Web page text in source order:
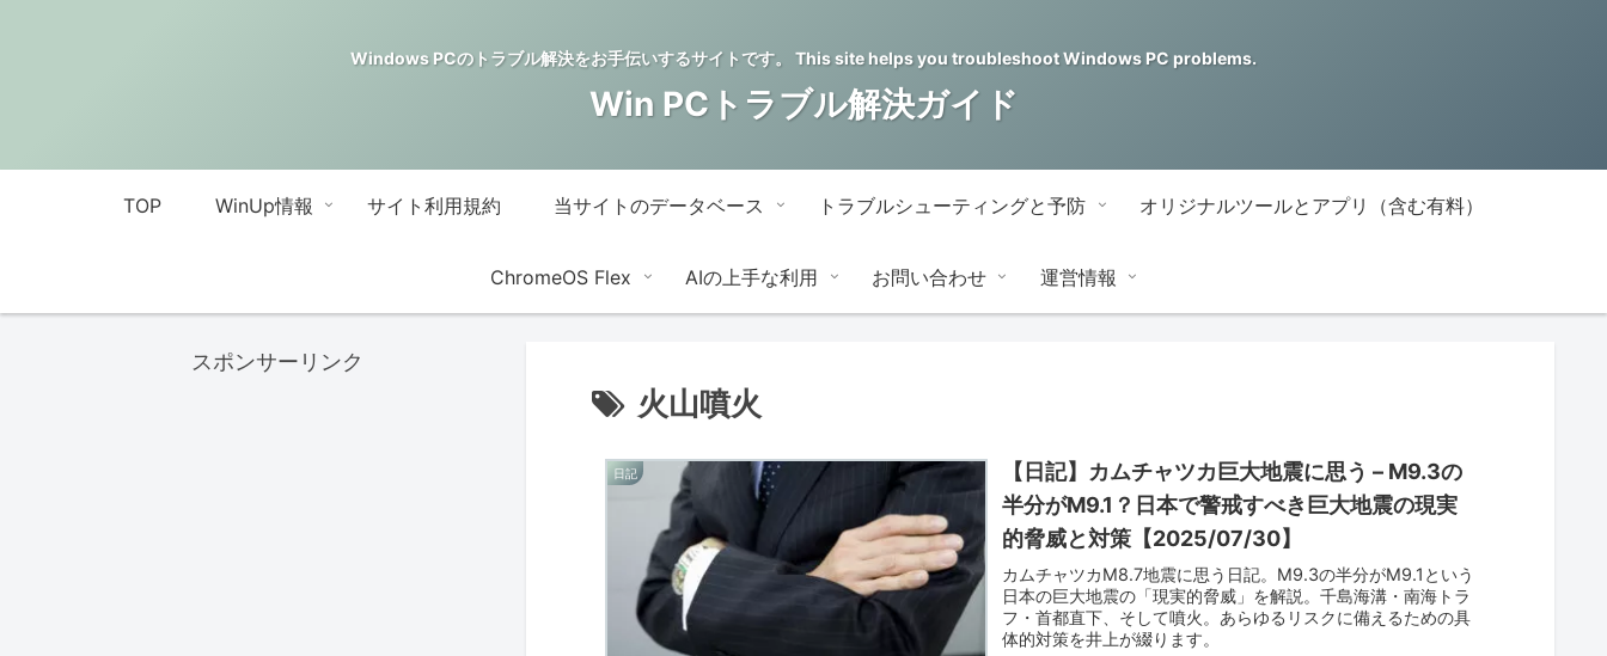
Windows PCのトラブル解決をお手伝いするサイトです。 This site helps you troubleshoot Windows PC problems.
Win PCトラブル解決ガイド
TOP WinUp情報 サイト利用規約 当サイトのデータベース トラブルシューティングと予防 オリジナルツールとアプリ（含む有料）
ChromeOS Flex AIの上手な利用 お問い合わせ 運営情報
火山噴火
日記
【日記】カムチャツカ巨大地震に思う – M9.3の
半分がM9.1？日本で警戒すべき巨大地震の現実
的脅威と対策【2025/07/30】
カムチャツカM8.7地震に思う日記。M9.3の半分がM9.1という
日本の巨大地震の「現実的脅威」を解説。千島海溝・南海トラ
フ・首都直下、そして噴火。あらゆるリスクに備えるための具
体的対策を井上が綴ります。
スポンサーリンク